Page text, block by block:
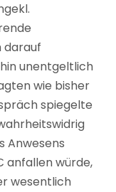
darauf
unentgeltlich
wie bisher
spiegelte
Anwesens
anfallen würde,
wesentlich